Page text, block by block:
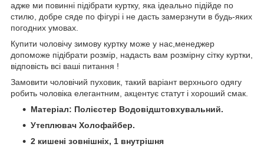
адже ми повинні підібрати куртку, яка ідеально підійде по
стилю, добре сяде по фігурі і не дасть замерзнути в будь-яких
погодних умовах.
Купити чоловічу зимову куртку може у нас,менеджер
допоможе підібрати розмір, надасть вам розмірну сітку куртки,
відповість всі ваші питання !
Замовити чоловічий пуховик, такий варіант верхнього одягу
робить чоловіка елегантним, акцентує статут і хороший смак.
Матеріал: Полієстер Водовідштовхувальний.
Утеплювач Холофайбер.
2 кишені зовнішніх, 1 внутрішня